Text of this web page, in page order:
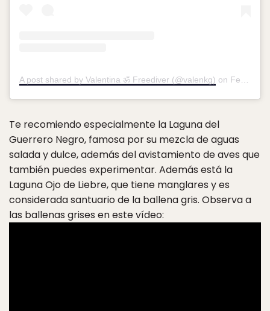
A post shared by Valentina ॐ Freediver (@valenkg) on Feb 8, 2018 at 5:40pm PST
Te recomiendo especialmente la Laguna del
Guerrero Negro, famosa por su mezcla de aguas
salada y dulce, además del avistamiento de aves que
también puedes experimentar. Además está la
Laguna Ojo de Liebre, que tiene manglares y es
considerada santuario de la ballena gris. Observa a
las ballenas grises en este vídeo: